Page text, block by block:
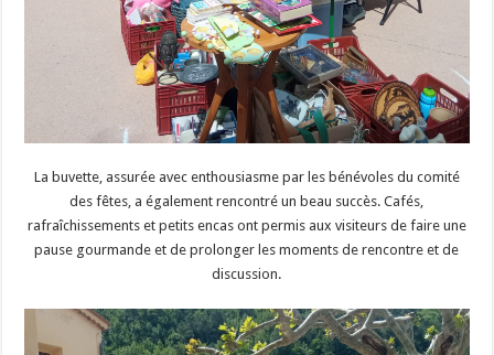
La buvette, assurée avec enthousiasme par les bénévoles du comité
des fêtes, a également rencontré un beau succès. Cafés,
rafraîchissements et petits encas ont permis aux visiteurs de faire une
pause gourmande et de prolonger les moments de rencontre et de
discussion.